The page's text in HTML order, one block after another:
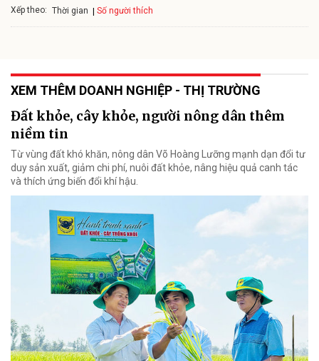
Xếp theo: Thời gian Số người thích
XEM THÊM DOANH NGHIỆP - THỊ TRƯỜNG
Đất khỏe, cây khỏe, người nông dân thêm
niềm tin
Từ vùng đất khó khăn, nông dân Võ Hoàng Lưỡng mạnh dạn đổi tư
duy sản xuất, giảm chi phí, nuôi đất khỏe, nâng hiệu quả canh tác
và thích ứng biến đổi khí hậu.